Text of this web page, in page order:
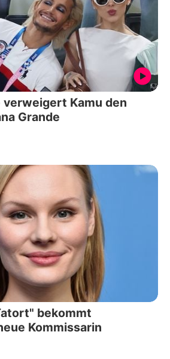
verweigert Kamu den
Grande
bekommt
Kommissarin